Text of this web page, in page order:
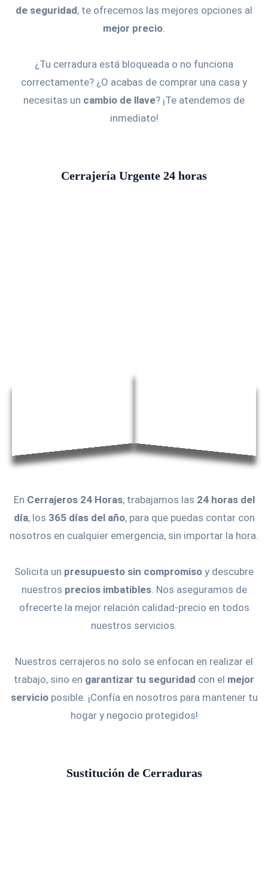
de seguridad, te ofrecemos las mejores opciones al
mejor precio.
¿Tu cerradura está bloqueada o no funciona
correctamente? ¿O acabas de comprar una casa y
necesitas un cambio de llave? ¡Te atendemos de
inmediato!
Cerrajería Urgente 24 horas
En Cerrajeros 24 Horas, trabajamos las 24 horas del
día, los 365 días del año, para que puedas contar con
nosotros en cualquier emergencia, sin importar la hora.
Solicita un presupuesto sin compromiso y descubre
nuestros precios imbatibles. Nos aseguramos de
ofrecerte la mejor relación calidad-precio en todos
nuestros servicios.
Nuestros cerrajeros no solo se enfocan en realizar el
trabajo, sino en garantizar tu seguridad con el mejor
servicioposible. ¡Confía en nosotros para mantener tu
hogar y negocio protegidos!
Sustitución de Cerraduras